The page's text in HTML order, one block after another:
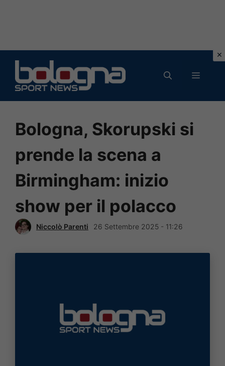
contenuto
MENU
Bologna, Skorupski si
prende la scena a
Birmingham: inizio
show per il polacco
Niccolò Parenti 26 Settembre 2025 - 11:26